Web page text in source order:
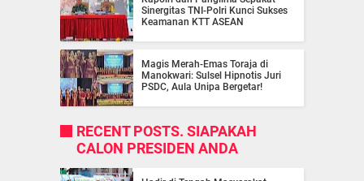
Sinergitas TNI-Polri Kunci Sukses
Keamanan KTT ASEAN
Magis Merah-Emas Toraja di
Manokwari: Sulsel Hipnotis Juri
PSDC, Aula Unipa Bergetar!
RECENT POSTS. SIAPAKAH
CALON PRESIDEN ANDA